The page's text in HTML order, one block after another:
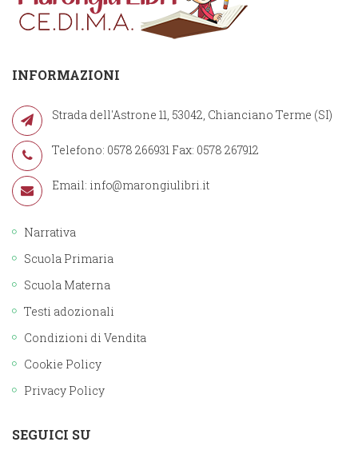
INFORMAZIONI
Strada dell'Astrone 11, 53042, Chianciano Terme (SI)
Telefono: 0578 266931 Fax: 0578 267912
Email: info@marongiulibri.it
Narrativa
Scuola Primaria
Scuola Materna
Testi adozionali
Condizioni di Vendita
Cookie Policy
Privacy Policy
SEGUICI SU